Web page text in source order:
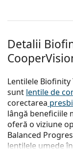
Detalii
Lentilele
sunt lentile de
corectarea
lângă beneficiile
oferă o viziune
Balanced
lentilele umede